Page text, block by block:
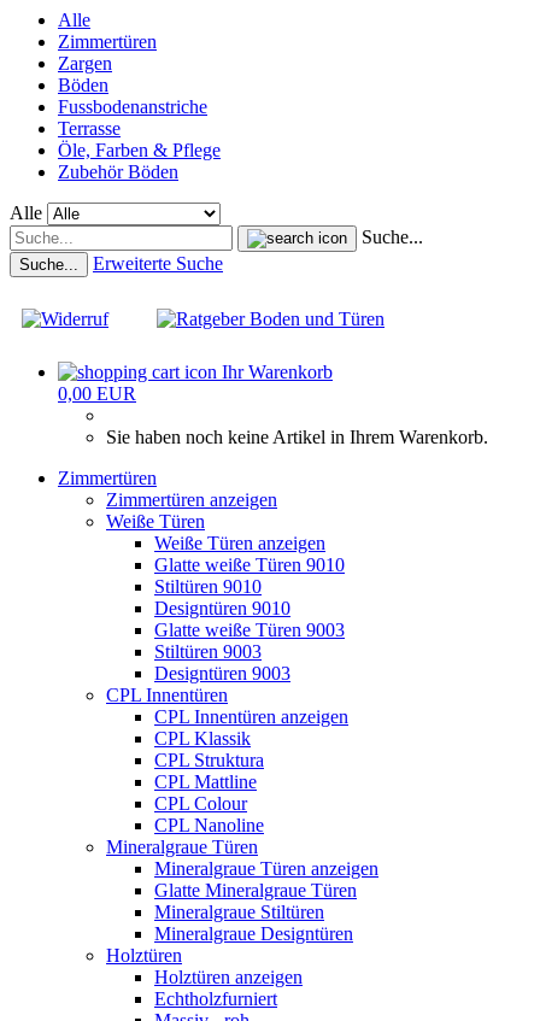
Alle
Zimmertüren
Zargen
Böden
Fussbodenanstriche
Terrasse
Öle, Farben & Pflege
Zubehör Böden
Alle
Suche...
Suche... Erweiterte Suche
Ihr Warenkorb
0,00 EUR
Sie haben noch keine Artikel in Ihrem Warenkorb.
Zimmertüren
Zimmertüren anzeigen
Weiße Türen
Weiße Türen anzeigen
Glatte weiße Türen 9010
Stiltüren 9010
Designtüren 9010
Glatte weiße Türen 9003
Stiltüren 9003
Designtüren 9003
CPL Innentüren
CPL Innentüren anzeigen
CPL Klassik
CPL Struktura
CPL Mattline
CPL Colour
CPL Nanoline
Mineralgraue Türen
Mineralgraue Türen anzeigen
Glatte Mineralgraue Türen
Mineralgraue Stiltüren
Mineralgraue Designtüren
Holztüren
Holztüren anzeigen
Echtholzfurniert